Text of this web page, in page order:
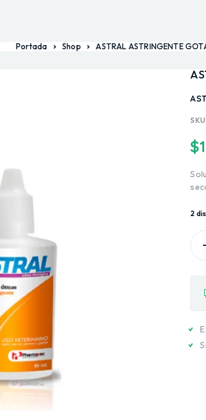
Portada Shop ASTRAL ASTRINGENTE
$
2